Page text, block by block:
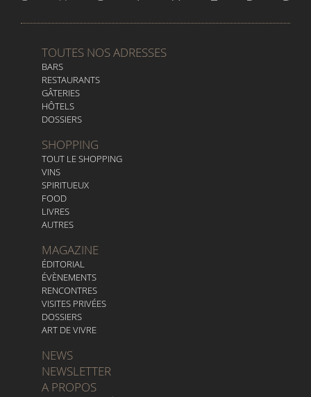
TOUTES NOS ADRESSES
BARS
RESTAURANTS
GÂTERIES
HÔTELS
DOSSIERS
SHOPPING
TOUT LE SHOPPING
VINS
SPIRITUEUX
FOOD
LIVRES
AUTRES
MAGAZINE
ÉDITORIAL
ÉVÈNEMENTS
RENCONTRES
VISITES PRIVÉES
DOSSIERS
ART DE VIVRE
NEWS
NEWSLETTER
A PROPOS